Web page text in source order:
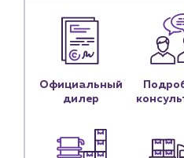
Портфолио
Блог
Личный кабинет
Официальный
дилер